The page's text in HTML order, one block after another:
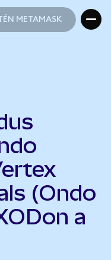
METAMASK
(Ondo
a